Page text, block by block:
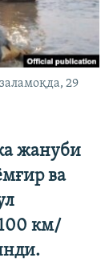
29
жануби
ва
км/